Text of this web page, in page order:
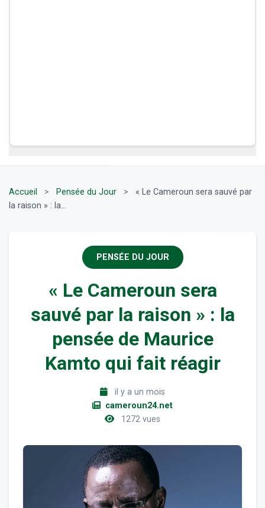
Accueil > Pensée du Jour >
« Le Cameroun sera sauvé par
la raison » : la...
PENSÉE DU JOUR
« Le Cameroun sera
sauvé par la raison » : la
pensée de Maurice
Kamto qui fait réagir
il y a un mois
cameroun24.net
1272 vues